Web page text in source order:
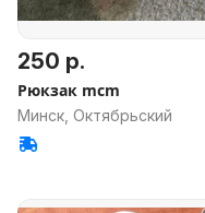
250 р.
Рюкзак mcm
Минск, Октябрьский